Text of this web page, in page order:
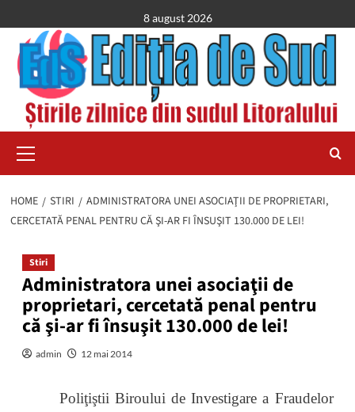
to
content
8 august 2026
Menu
HOME STIRI
ADMINISTRATORA UNEI ASOCIAŢII DE PROPRIETARI,
CERCETATĂ PENAL PENTRU CĂ ŞI-AR FI ÎNSUŞIT 130.000 DE LEI!
Stiri
Administratora unei asociaţii de
proprietari, cercetată penal pentru
că şi-ar fi însuşit 130.000 de lei!
admin 12 mai 2014
Poliţiştii Biroului de Investigare a Fraudelor